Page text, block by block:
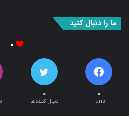
ما را دنبال کنید
۰
۰
Fans
۰
دنبال کننده‌ها